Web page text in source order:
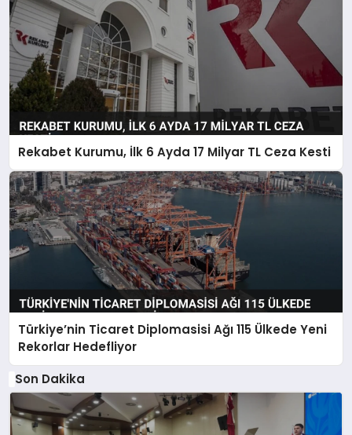
Rekabet Kurumu, İlk 6 Ayda 17 Milyar TL Ceza Kesti
Türkiye’nin Ticaret Diplomasisi Ağı 115 Ülkede Yeni
Rekorlar Hedefliyor
Son Dakika